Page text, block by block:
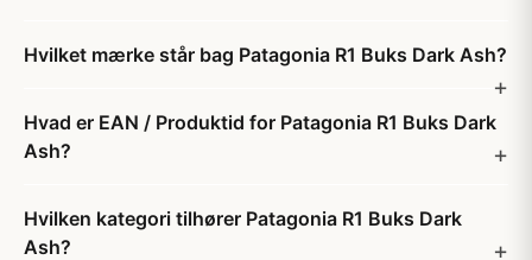
Hvilket mærke står bag Patagonia R1 Buks Dark Ash?
Hvad er EAN / Produktid for Patagonia R1 Buks Dark
Ash?
Hvilken kategori tilhører Patagonia R1 Buks Dark
Ash?